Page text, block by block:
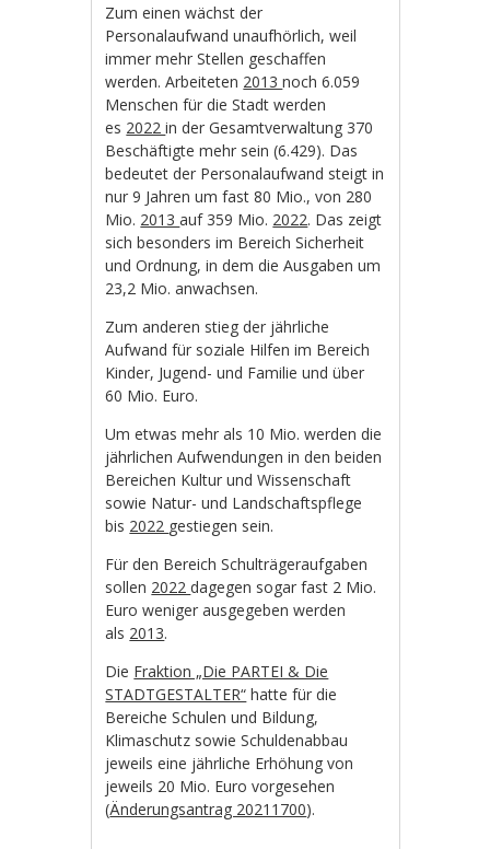
Zum einen wächst der
Personalaufwand unaufhörlich, weil
immer mehr Stellen geschaffen
werden. Arbeiteten 2013noch 6.059
Menschen für die Stadt werden
es 2022in der Gesamtverwaltung 370
Beschäftigte mehr sein (6.429). Das
bedeutet der Personalaufwand steigt in
nur 9 Jahren um fast 80 Mio., von 280
Mio. 2013auf 359 Mio. 2022. Das zeigt
sich besonders im Bereich Sicherheit
und Ordnung, in dem die Ausgaben um
23,2 Mio. anwachsen.
Zum anderen stieg der jährliche
Aufwand für soziale Hilfen im Bereich
Kinder, Jugend- und Familie und über
60 Mio. Euro.
Um etwas mehr als 10 Mio. werden die
jährlichen Aufwendungen in den beiden
Bereichen Kultur und Wissenschaft
sowie Natur- und Landschaftspflege
bis 2022 gestiegen sein.
Für den Bereich Schulträgeraufgaben
sollen 2022dagegen sogar fast 2 Mio.
Euro weniger ausgegeben werden
als 2013.
Die Fraktion „Die PARTEI & Die
STADTGESTALTER“ hatte für die
Bereiche Schulen und Bildung,
Klimaschutz sowie Schuldenabbau
jeweils eine jährliche Erhöhung von
jeweils 20 Mio. Euro vorgesehen
(Änderungsantrag 20211700).